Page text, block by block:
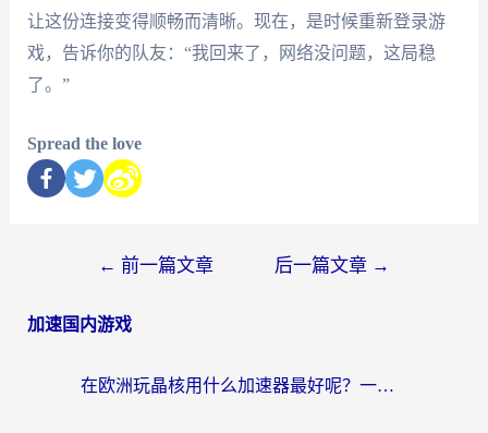
让这份连接变得顺畅而清晰。现在，是时候重新登录游
戏，告诉你的队友：“我回来了，网络没问题，这局稳
了。”
Spread the love
← 前一篇文章 后一篇文章 →
加速国内游戏
在欧洲玩晶核用什么加速器最好呢？一个老玩家的真心话